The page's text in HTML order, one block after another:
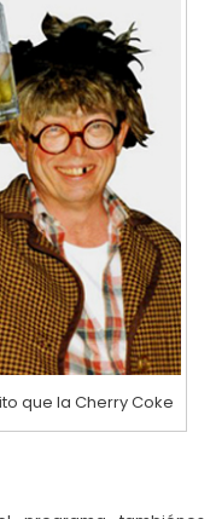
que la Cherry Coke